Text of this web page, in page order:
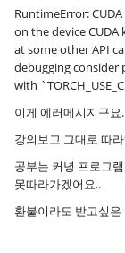
RuntimeError:
on the device
at some other API
debugging consider
with
이게 에러메시지구요
강의보고 그대로 따
공부는 커녕 프로그
못따라가겠어요..
환불이라도 받고싶